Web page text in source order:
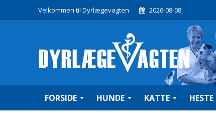
Velkommen til Dyrlægevagten 2026-08-08
FORSIDE HUNDE KATTE HESTE